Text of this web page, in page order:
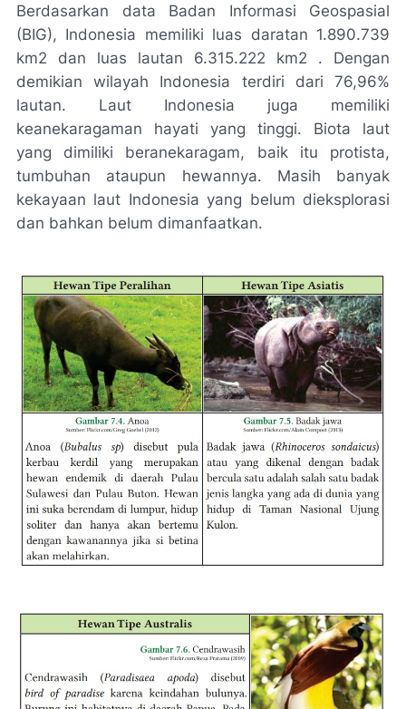
Berdasarkan data Badan Informasi Geospasial
(BIG), Indonesia memiliki luas daratan 1.890.739
km2 dan luas lautan 6.315.222 km2 . Dengan
demikian wilayah Indonesia terdiri dari 76,96%
lautan. Laut Indonesia juga memiliki
keanekaragaman hayati yang tinggi. Biota laut
yang dimiliki beranekaragam, baik itu protista,
tumbuhan ataupun hewannya. Masih banyak
kekayaan laut Indonesia yang belum dieksplorasi
dan bahkan belum dimanfaatkan.